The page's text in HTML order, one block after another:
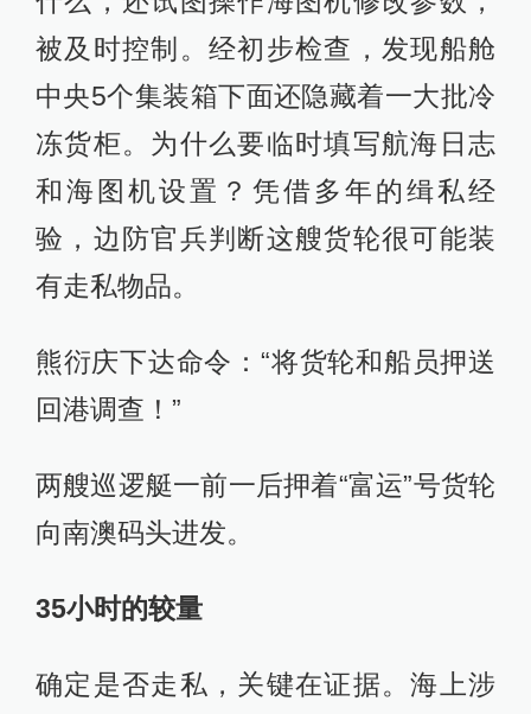
被及时控制。经初步检查，发现船舱
中央5个集装箱下面还隐藏着一大批冷
冻货柜。为什么要临时填写航海日志
和海图机设置？凭借多年的缉私经
验，边防官兵判断这艘货轮很可能装
有走私物品。
熊衍庆下达命令：“将货轮和船员押送
回港调查！”
两艘巡逻艇一前一后押着“富运”号货轮
向南澳码头进发。
35小时的较量
确定是否走私，关键在证据。海上涉